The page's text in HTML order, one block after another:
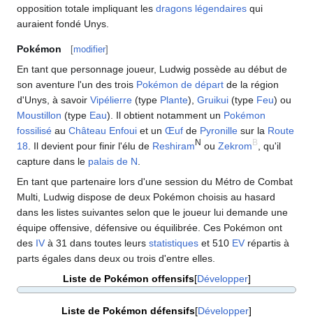
opposition totale impliquant les dragons légendaires qui
auraient fondé Unys.
Pokémon [modifier]
En tant que personnage joueur, Ludwig possède au début de
son aventure l'un des trois Pokémon de départ de la région
d'Unys, à savoir Vipélierre (type Plante), Gruikui (type Feu) ou
Moustillon (type Eau). Il obtient notamment un Pokémon
fossilisé au Château Enfoui et un Œuf de Pyronille sur la Route
18 . Il devient pour finir l'élu de Reshiram N ou Zekrom B
, qu'il
capture dans le palais de N
En tant que partenaire lors d'une session du Métro de Combat
Multi, Ludwig dispose de deux Pokémon choisis au hasard
dans les listes suivantes selon que le joueur lui demande une
équipe offensive, défensive ou équilibrée. Ces Pokémon ont
des IV à 31 dans toutes leurs statistiques et 510 EV répartis à
parts égales dans deux ou trois d'entre elles.
Liste de Pokémon offensifs Développer
Liste de Pokémon défensifs Développer